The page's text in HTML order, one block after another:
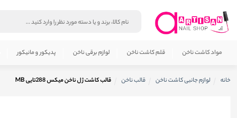
مواد کاشت ناخن قلم کاشت ناخن لوازم برقی ناخن پدیکور و مانیکور
خانه لوازم جانبی کاشت ناخن قالب ناخن قالب کاشت ژل ناخن میکس 288تایی MB